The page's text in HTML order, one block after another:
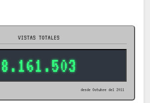
VISTAS TOTALES
8.161.503
desde Octubre del 2011